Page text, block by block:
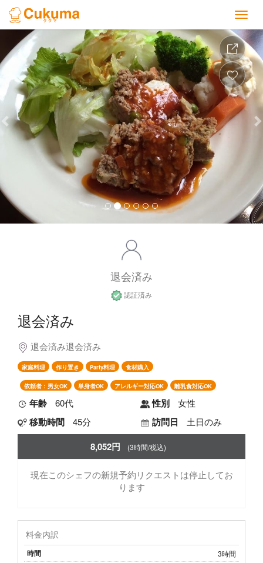
Previous
退会済み
認証済み
退会済み
退会済み退会済み
家庭料理 作り置き Party料理 食材購入
依頼者：男女OK 単身者OK アレルギー対応OK 離乳食対応OK
年齢 60代 性別 女性
移動時間 45分 訪問日 土日のみ
8,052円 (3時間/税込)
現在このシェフの新規予約リクエストは停止してお
ります
料金内訳
時間 3時間